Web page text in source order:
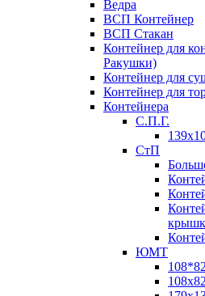
Ведра
ВСП Контейнер
ВСП Стакан
Контейнер для
Ракушки)
Контейнер для
Контейнер для
Контейнера
С.П.Г.
СтП
ЮМТ